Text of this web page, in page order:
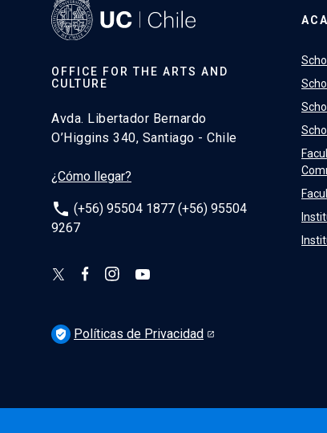
OFFICE FOR THE ARTS AND
CULTURE
Avda. Libertador Bernardo
O’Higgins 340, Santiago - Chile
¿Cómo llegar?
phone (+56) 95504 1877 (+56) 95504
9267
verified_user Políticas de Privacidad